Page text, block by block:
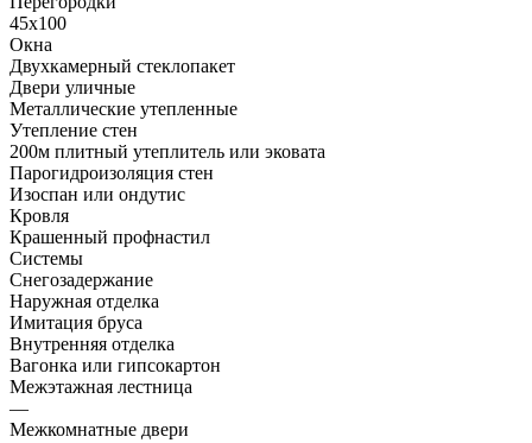
45х100
Окна
Двухкамерный стеклопакет
Двери уличные
Металлические утепленные
Утепление стен
200м плитный утеплитель или эковата
Парогидроизоляция стен
Изоспан или ондутис
Кровля
Крашенный профнастил
Системы
Снегозадержание
Наружная отделка
Имитация бруса
Внутренняя отделка
Вагонка или гипсокартон
Межэтажная лестница
—
Межкомнатные двери